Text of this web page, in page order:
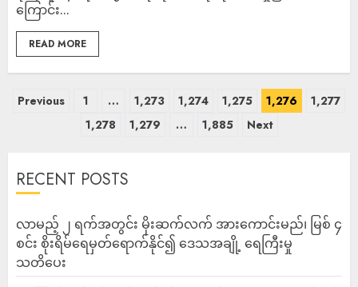
ကြောင်း...
READ MORE
Previous 1 … 1,273 1,274 1,275 1,276
1,277
1,278
1,279 … 1,885 Next
RECENT POSTS
လာမည့် ၂ ရက်အတွင်း မိုးဆက်လက် အားကောင်းမည်၊ မြစ် ၄
စင်း စိုးရိမ်ရေမှတ်ရောက်နိုင်၍ ဒေသအချို့ ရေကြီးမှု
သတိပေး